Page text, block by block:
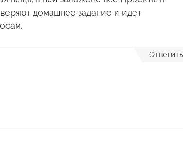
домашнее задание и идет
Ответить